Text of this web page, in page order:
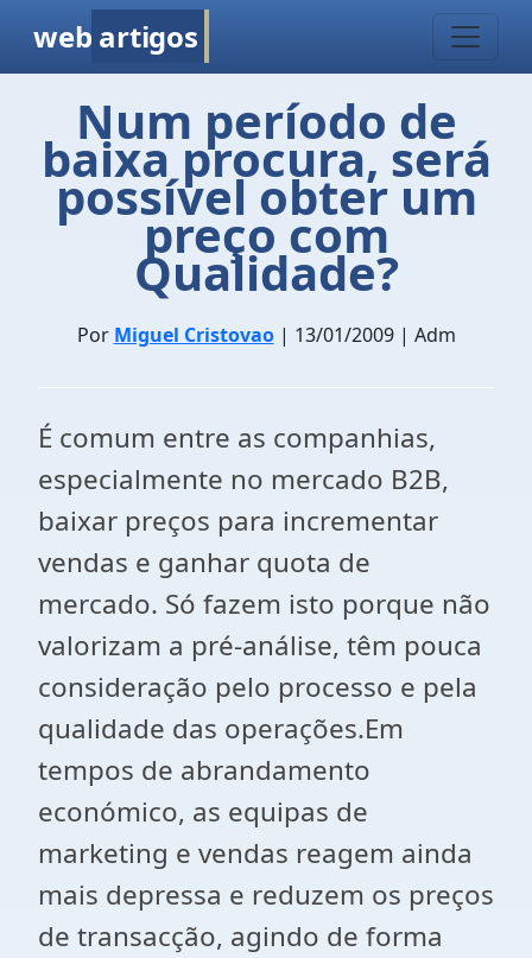
web artigos
Num período de
baixa procura, será
possível obter um
preço com
Qualidade?
Por Miguel Cristovao| 13/01/2009 | Adm
É comum entre as companhias,
especialmente no mercado B2B,
baixar preços para incrementar
vendas e ganhar quota de
mercado. Só fazem isto porque não
valorizam a pré-análise, têm pouca
consideração pelo processo e pela
qualidade das operações.Em
tempos de abrandamento
económico, as equipas de
marketing e vendas reagem ainda
mais depressa e reduzem os preços
de transacção, agindo de forma